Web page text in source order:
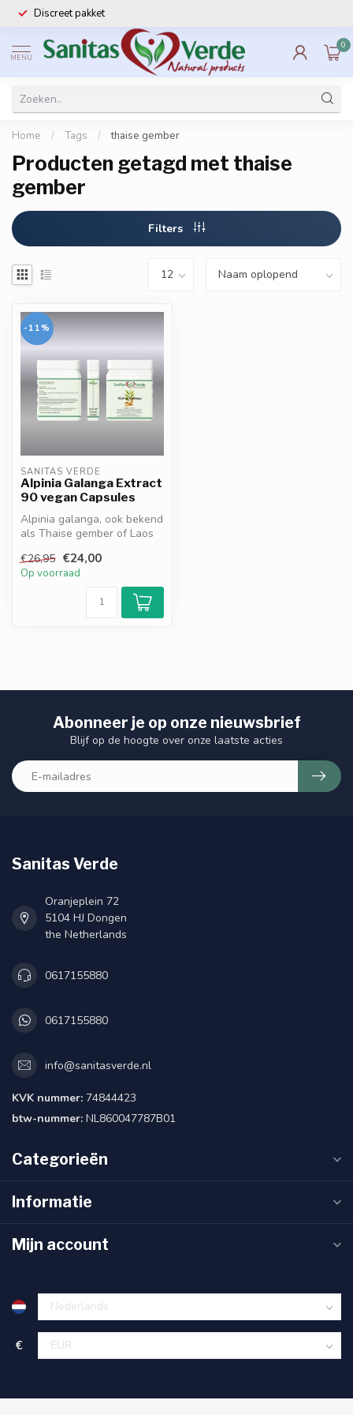
Discreet pakket
MENU
0
Home / Tags / thaise gember
Producten getagd met thaise
gember
Filters
-11%
SANITAS VERDE
Alpinia Galanga Extract
90 vegan Capsules
Alpinia galanga, ook bekend
als Thaise gember of Laos
€26,95 €24,00
Op voorraad
Abonneer je op onze nieuwsbrief
Blijf op de hoogte over onze laatste acties
Sanitas Verde
Oranjeplein 72
5104 HJ Dongen
the Netherlands
0617155880
0617155880
info@sanitasverde.nl
KVK nummer: 74844423
btw-nummer: NL860047787B01
Categorieën
Informatie
Mijn account
€